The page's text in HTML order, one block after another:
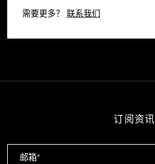
需要更多？ 联系我们
订阅资讯